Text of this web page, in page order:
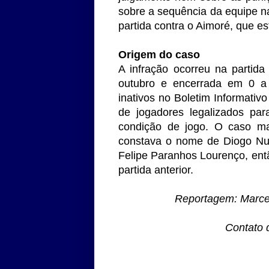
sobre a sequência da equipe
partida contra o Aimoré, que
Origem do caso
A infração ocorreu na
outubro e encerrada em 0
inativos no Boletim
de jogadores legalizados
condição de jogo. O caso
constava o nome de Diogo
Felipe Paranhos Lourenço,
partida anterior.
Reportagem:
Contato